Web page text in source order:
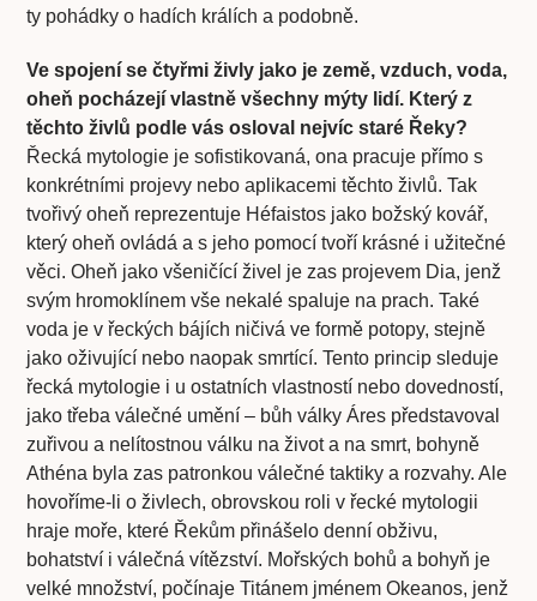
ty pohádky o hadích králích a podobně.
Ve spojení se čtyřmi živly jako je země, vzduch, voda,
oheň pocházejí vlastně všechny mýty lidí. Který z
těchto živlů podle vás osloval nejvíc staré Řeky?
Řecká mytologie je sofistikovaná, ona pracuje přímo s
konkrétními projevy nebo aplikacemi těchto živlů. Tak
tvořivý oheň reprezentuje Héfaistos jako božský kovář,
který oheň ovládá a s jeho pomocí tvoří krásné i užitečné
věci. Oheň jako všeničící živel je zas projevem Dia, jenž
svým hromoklínem vše nekalé spaluje na prach. Také
voda je v řeckých bájích ničivá ve formě potopy, stejně
jako oživující nebo naopak smrtící. Tento princip sleduje
řecká mytologie i u ostatních vlastností nebo dovedností,
jako třeba válečné umění – bůh války Áres představoval
zuřivou a nelítostnou válku na život a na smrt, bohyně
Athéna byla zas patronkou válečné taktiky a rozvahy. Ale
hovoříme-li o živlech, obrovskou roli v řecké mytologii
hraje moře, které Řekům přinášelo denní obživu,
bohatství i válečná vítězství. Mořských bohů a bohyň je
velké množství, počínaje Titánem jménem Okeanos, jenž